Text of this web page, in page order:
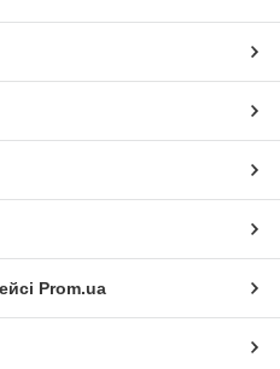
Prom.ua